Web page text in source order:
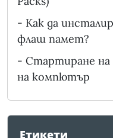
- Как да
флаш памет?
- Стартиране на
на компютър
Етикети